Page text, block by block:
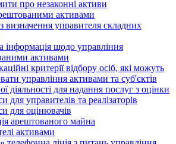
про незаконні активи
активами
визначення управителя складних
інформація щодо управління
активами
критерії відбору осіб, які можуть
управління активами та суб'єктів
діяльності для надання послуг з оцінки
для управителів та реалізаторів
для оцінювачів
арештованого майна
активами